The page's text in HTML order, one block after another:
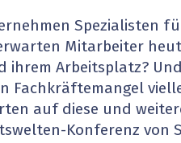
Gesundheit wird
EU-DSGVO
XaaS, Managed
Spezialisten
Mitarbeiter
ihrem Arbeitsplatz?
Fachkräftemangel
auf diese und
Konferenz von